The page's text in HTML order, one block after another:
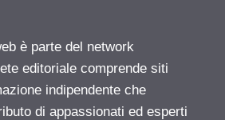
è parte del network
editoriale comprende siti
indipendente che
di appassionati ed esperti